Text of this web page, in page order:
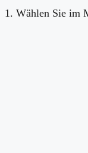
1. Wählen Sie im